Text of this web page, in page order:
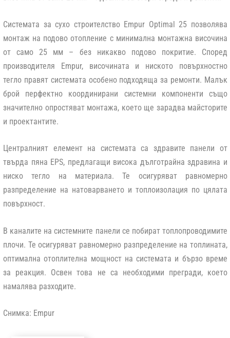
Системата за сухо строителство Empur Optimal 25 позволява
монтаж на подово отопление с минимална монтажна височина
от само 25 мм – без никакво подово покритие. Според
производителя Empur, височината и ниското повърхностно
тегло правят системата особено подходяща за ремонти. Малък
брой перфектно координирани системни компоненти също
значително опростяват монтажа, което ще зарадва майсторите
и проектантите.
Централният елемент на системата са здравите панели от
твърда пяна EPS, предлагащи висока дълготрайна здравина и
ниско тегло на материала. Те осигуряват равномерно
разпределение на натоварването и топлоизолация по цялата
повърхност.
В каналите на системните панели се побират топлопроводимите
плочи. Те осигуряват равномерно разпределение на топлината,
оптимална отоплителна мощност на системата и бързо време
за реакция. Освен това не са необходими прегради, което
намалява разходите.
Снимка: Empur